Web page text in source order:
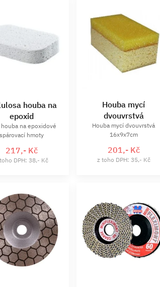
houba na
epoxid
houba na epoxidové
spárovací hmoty
217,- Kč
DPH: 38,- Kč
Houba mycí
dvouvrstvá
Houba mycí dvouvrstvá
16x9x7cm
201,- Kč
z toho DPH: 35,- Kč